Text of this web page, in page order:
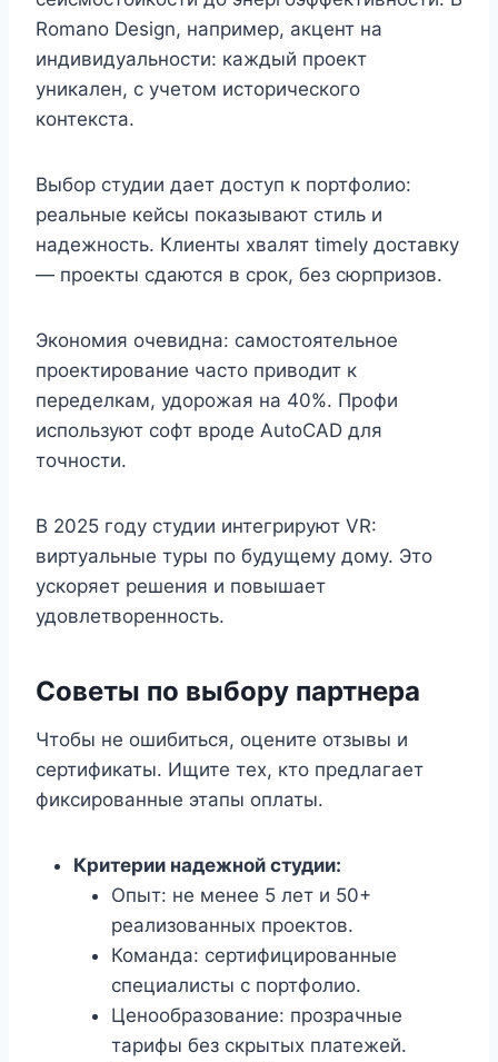
Romano Design, например, акцент на
индивидуальности: каждый проект
уникален, с учетом исторического
контекста.
Выбор студии дает доступ к портфолио:
реальные кейсы показывают стиль и
надежность. Клиенты хвалят timely доставку
— проекты сдаются в срок, без сюрпризов.
Экономия очевидна: самостоятельное
проектирование часто приводит к
переделкам, удорожая на 40%. Профи
используют софт вроде AutoCAD для
точности.
В 2025 году студии интегрируют VR:
виртуальные туры по будущему дому. Это
ускоряет решения и повышает
удовлетворенность.
Советы по выбору партнера
Чтобы не ошибиться, оцените отзывы и
сертификаты. Ищите тех, кто предлагает
фиксированные этапы оплаты.
Критерии надежной студии:
Опыт: не менее 5 лет и 50+
реализованных проектов.
Команда: сертифицированные
специалисты с портфолио.
Ценообразование: прозрачные
тарифы без скрытых платежей.